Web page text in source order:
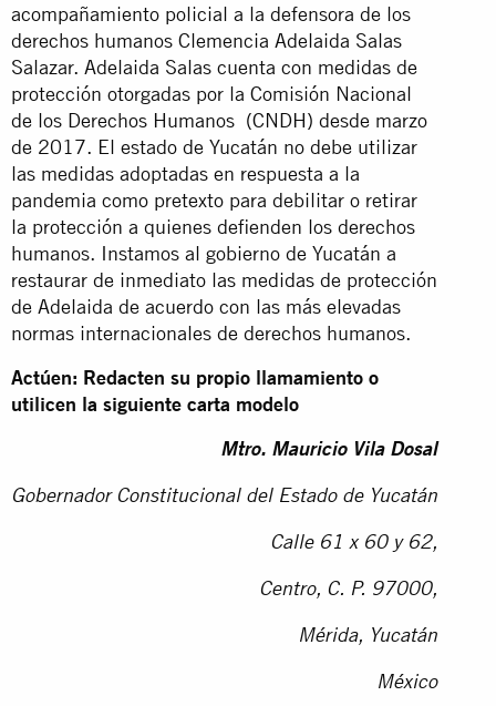
acompañamiento policial a la defensora de los
derechos humanos Clemencia Adelaida Salas
Salazar. Adelaida Salas cuenta con medidas de
protección otorgadas por la Comisión Nacional
de los Derechos Humanos (CNDH) desde marzo
de 2017. El estado de Yucatán no debe utilizar
las medidas adoptadas en respuesta a la
pandemia como pretexto para debilitar o retirar
la protección a quienes defienden los derechos
humanos. Instamos al gobierno de Yucatán a
restaurar de inmediato las medidas de protección
de Adelaida de acuerdo con las más elevadas
normas internacionales de derechos humanos.
Actúen: Redacten su propio llamamiento o
utilicen la siguiente carta modelo
Mtro. Mauricio Vila Dosal
Gobernador Constitucional del Estado de Yucatán
Calle 61 x 60 y 62,
Centro, C. P. 97000,
Mérida, Yucatán
México